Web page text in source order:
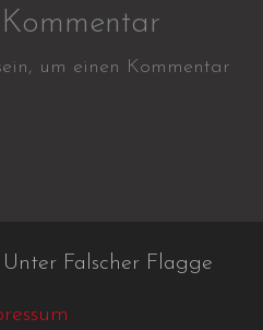
um einen Kommentar
Falscher Flagge